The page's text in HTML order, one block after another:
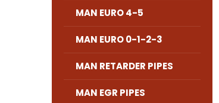
MAN EURO 4-5
MAN EURO 0-1-2-3
MAN RETARDER PIPES
MAN EGR PIPES